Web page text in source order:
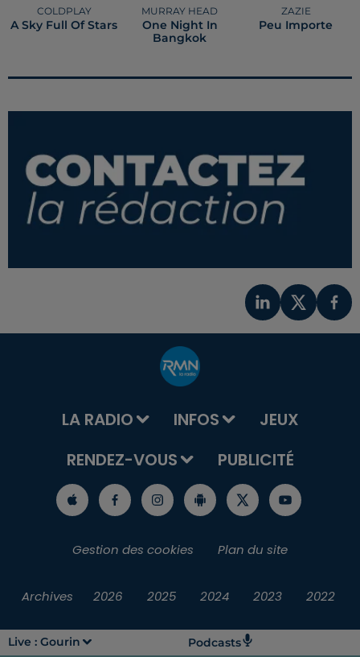
Live : Gourin Podcasts
COLDPLAY
A Sky Full Of Stars
MURRAY HEAD
One Night In
Bangkok
ZAZIE
Peu Importe
LA RADIO INFOS
JEUX
RENDEZ-VOUS
PUBLICITÉ
Gestion des cookies Plan du site
Archives 2026 2025 2024 2023 2022